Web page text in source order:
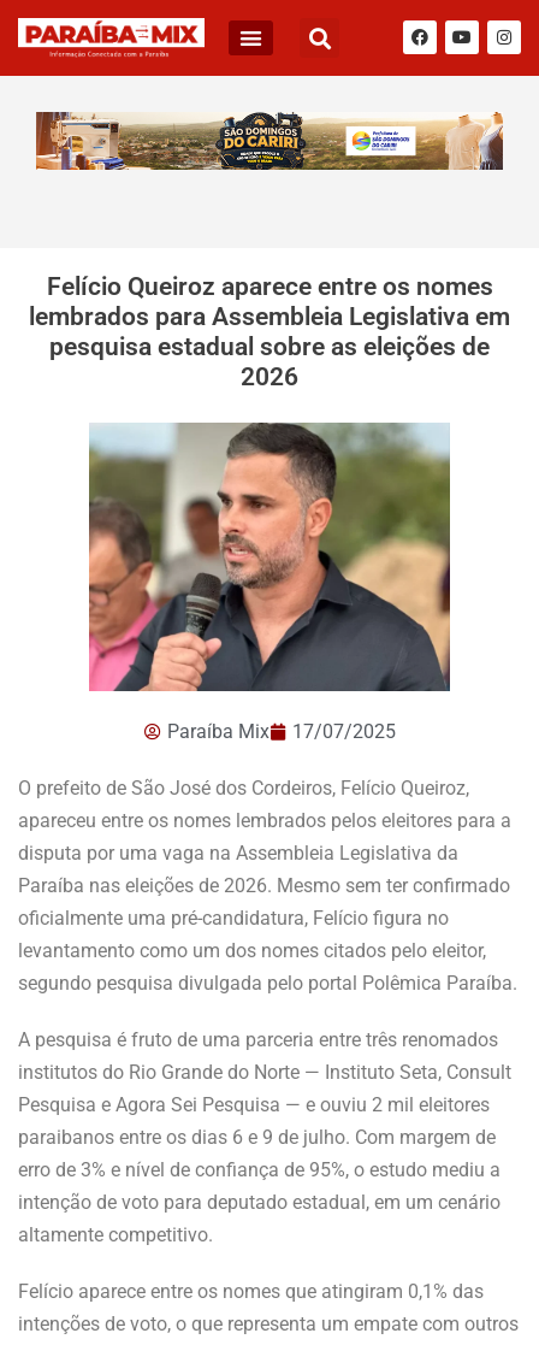
Felício Queiroz aparece entre os nomes
lembrados para Assembleia Legislativa em
pesquisa estadual sobre as eleições de
2026
Paraíba Mix 17/07/2025
O prefeito de São José dos Cordeiros, Felício Queiroz,
apareceu entre os nomes lembrados pelos eleitores para a
disputa por uma vaga na Assembleia Legislativa da
Paraíba nas eleições de 2026. Mesmo sem ter confirmado
oficialmente uma pré-candidatura, Felício figura no
levantamento como um dos nomes citados pelo eleitor,
segundo pesquisa divulgada pelo portal Polêmica Paraíba.
A pesquisa é fruto de uma parceria entre três renomados
institutos do Rio Grande do Norte — Instituto Seta, Consult
Pesquisa e Agora Sei Pesquisa — e ouviu 2 mil eleitores
paraibanos entre os dias 6 e 9 de julho. Com margem de
erro de 3% e nível de confiança de 95%, o estudo mediu a
intenção de voto para deputado estadual, em um cenário
altamente competitivo.
Felício aparece entre os nomes que atingiram 0,1% das
intenções de voto, o que representa um empate com outros